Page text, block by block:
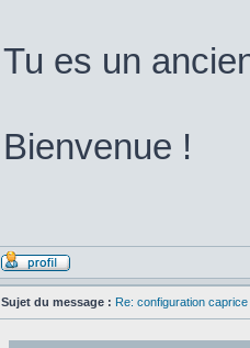
Tu es un
Bienvenue !
Sujet du message : Re: configuration